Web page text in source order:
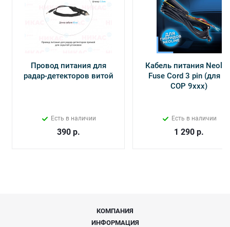
Провод питания для
радар-детекторов витой
Есть в наличии
390р.
Кабель питания
Fuse Cord 3 pin (для Х-
СОР 9ххх)
Есть в наличии
1 290 р.
КОМПАНИЯ
ИНФОРМАЦИЯ